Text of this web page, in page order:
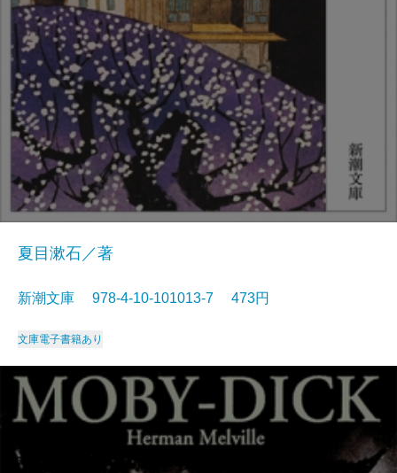
夏目漱石／著
新潮文庫 978-4-10-101013-7 473円
文庫電子書籍あり